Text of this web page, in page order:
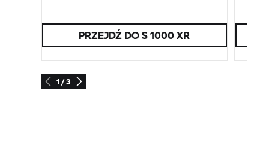
1 / 3
PRZEJDŹ DOS 1000 XR